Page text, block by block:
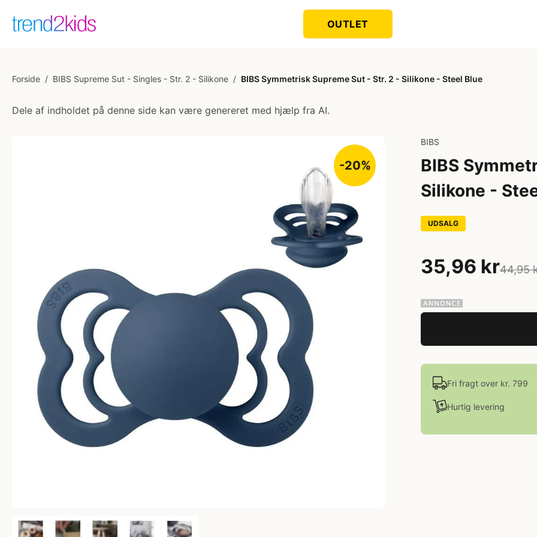
OUTLET
Forside / BIBS Supreme Sut - Singles - Str. 2 - Silikone / BIBS Symmetrisk Supreme Sut - Str. 2 - Silikone - Steel Blue
Dele af indholdet på denne side kan være genereret med hjælp fra AI.
-20%
BIBS
BIBS
Silikone -
UDSALG
35,96 kr44,95
Fri fragt over kr. 799
Hurtig levering